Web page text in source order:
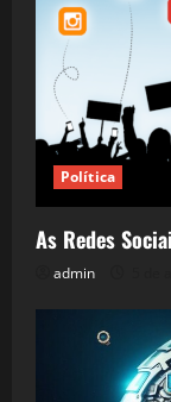
Política
As Redes
admin